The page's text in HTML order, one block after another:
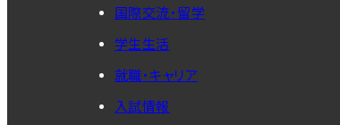
国際交流・留学
学生生活
就職・キャリア
入試情報